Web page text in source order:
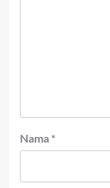
Nama *